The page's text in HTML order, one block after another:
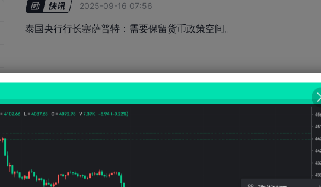
2025-09-16 07:56
泰国央行行长塞萨普特：需要保留货币政策空间。